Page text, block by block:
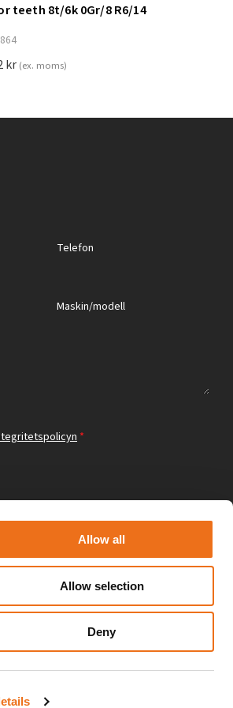
Allow all
Allow selection
Deny
Lägg till i varukorg
teeth 8t/6k 0Gr/8 R6/14
kr (ex. moms)
*